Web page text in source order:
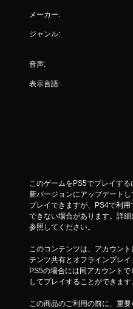
メーカー:
ジャンル:
音声:
表示言語:
このゲームをPS5でプレイす
新バージョンにアップデート
プレイできますが、PS4で利
できない場合があります。詳
参照してください。
このコンテンツは、アカウン
テンツ共有とオフラインプレ
PS5の場合には同アカウント
してプレイすることができます
この商品のご利用の前に、重